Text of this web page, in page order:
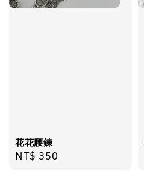
花花腰鍊
Regular
NT$ 350